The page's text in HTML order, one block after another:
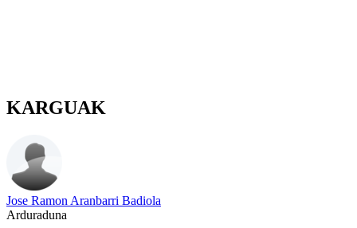
KARGUAK
Jose Ramon Aranbarri Badiola
Arduraduna